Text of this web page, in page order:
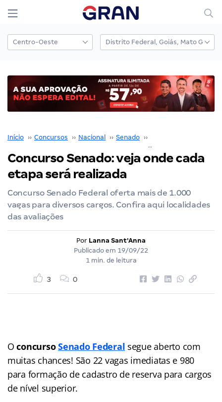
Início ›› Concursos ›› Nacional ›› Senado ››
Concurso Senado: veja onde cada
etapa será realizada
Concurso Senado Federal oferta mais de 1.000
vagas para diversos cargos. Confira aqui localidades
das avaliações
Por Lanna Sant'Anna
Publicado em 19/09/22
1 min. de leitura
3 0
OconcursoSenado Federal segue aberto com
muitas chances! São 22 vagas imediatas e 980
para formação de cadastro de reserva para cargos
de nível superior.